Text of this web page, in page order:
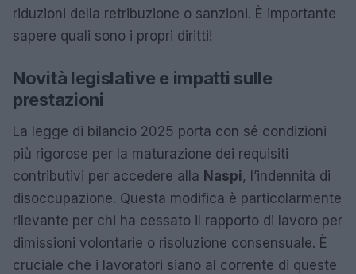
riduzioni della retribuzione o sanzioni. È importante
sapere quali sono i propri diritti!
Novità legislative e impatti sulle
prestazioni
La legge di bilancio 2025 porta con sé condizioni
più rigorose per la maturazione dei requisiti
contributivi per accedere alla Naspi, l’indennità di
disoccupazione. Questa modifica è particolarmente
rilevante per chi ha cessato il rapporto di lavoro per
dimissioni volontarie o risoluzione consensuale. È
cruciale che i lavoratori siano al corrente di queste